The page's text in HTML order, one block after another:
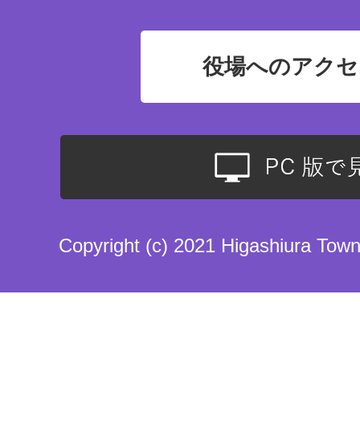
役場へのアク
Copyright (c) 2021 Higashiura